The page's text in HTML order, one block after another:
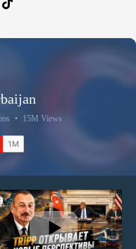
• 15M Views